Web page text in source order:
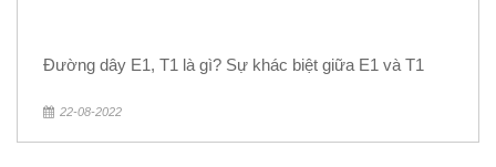
Đường dây E1, T1 là gì? Sự khác biệt giữa E1 và T1
22-08-2022